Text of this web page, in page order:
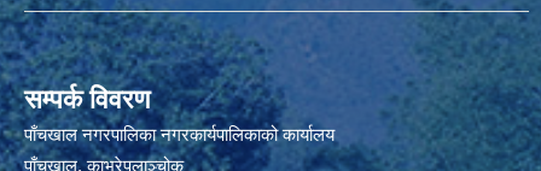
सम्पर्क विवरण
पाँचखाल नगरपालिका नगरकार्यपालिकाको कार्यालय
पाँचखाल, काभ्रेपलाञ्चोक